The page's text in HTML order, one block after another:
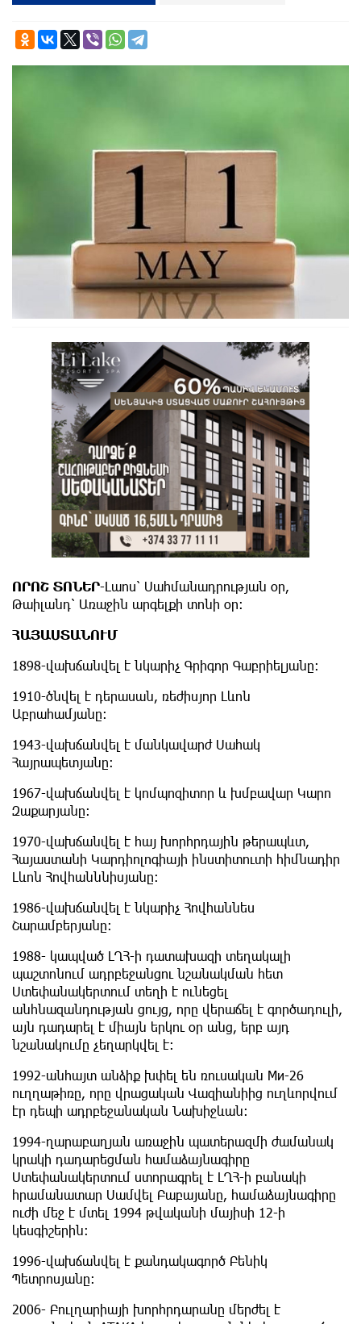
ՈՐՈՇ ՏՈՆԵՐ-Լաոս՝ Սահմանադրության օր,
Թաիլանդ՝ Առաջին արգելքի տոնի օր։
ՀԱՅԱՍՏԱՆՈՒՄ
1898-վախճանվել է նկարիչ Գրիգոր Գաբրիելյանը։
1910-ծնվել է դերասան, ռեժիսյոր Լևոն
Աբրահամյանը։
1943-վախճանվել է մանկավարժ Սահակ
Հայրապետյանը։
1967-վախճանվել է կոմպոզիտոր և խմբավար Կարո
Զաքարյանը։
1970-վախճանվել է հայ խորհրդային թերապևտ,
Հայաստանի Կարդիոլոգիայի ինստիտուտի հիմնադիր
Լևոն Հովհանննիսյանը։
1986-վախճանվել է նկարիչ Հովհաննես
Շարամբերյանը։
1988- կապված ԼՂՀ-ի դատախազի տեղակալի
պաշտոնում ադրբեջանցու նշանակման հետ
Ստեփանակերտում տեղի է ունեցել
անհնազանդության ցույց, որը վերաճել է գործադուլի,
այն դադարել է միայն երկու օր անց, երբ այդ
նշանակումը չեղարկվել է։
1992-անհայտ անձիք խփել են ռուսական Ми-26
ուղղաթիռը, որը վրացական Վազիանիից ուղևորվում
էր դեպի ադրբեջանական Նախիջևան։
1994-ղարաբաղյան առաջին պատերազմի ժամանակ
կրակի դադարեցման համաձայնագիրը
Ստեփանակերտում ստորագրել է ԼՂՀ-ի բանակի
հրամանատար Սամվել Բաբայանը, համաձայնագիրը
ուժի մեջ է մտել 1994 թվականի մայիսի 12-ի
կեսգիշերին։
1996-վախճանվել է քանդակագործ Բենիկ
Պետրոսյանը։
2006- Բուլղարիայի խորհրդարանը մերժել է